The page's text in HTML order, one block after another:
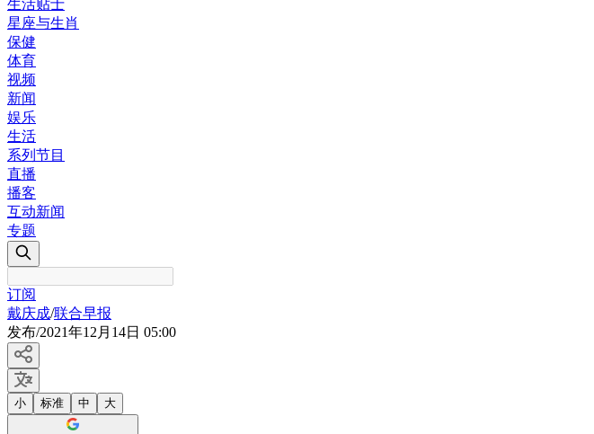
生活贴士
星座与生肖
保健
体育
视频
新闻
娱乐
生活
系列节目
直播
播客
互动新闻
专题
订阅
戴庆成/联合早报
发布/2021年12月14日 05:00
小 标准 中 大